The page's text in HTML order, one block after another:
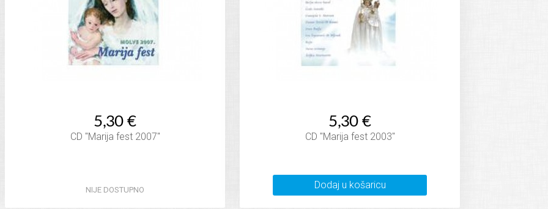
5,30 €
CD "Marija fest 2007"
NIJE DOSTUPNO
5,30 €
CD "Marija fest 2003"
Dodaj u košaricu